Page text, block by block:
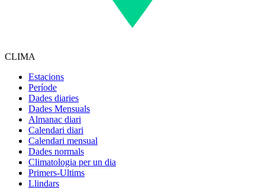
CLIMA
Estacions
Període
Dades diaries
Dades Mensuals
Almanac diari
Calendari diari
Calendari mensual
Dades normals
Climatologia per un dia
Primers-Ultims
Llindars